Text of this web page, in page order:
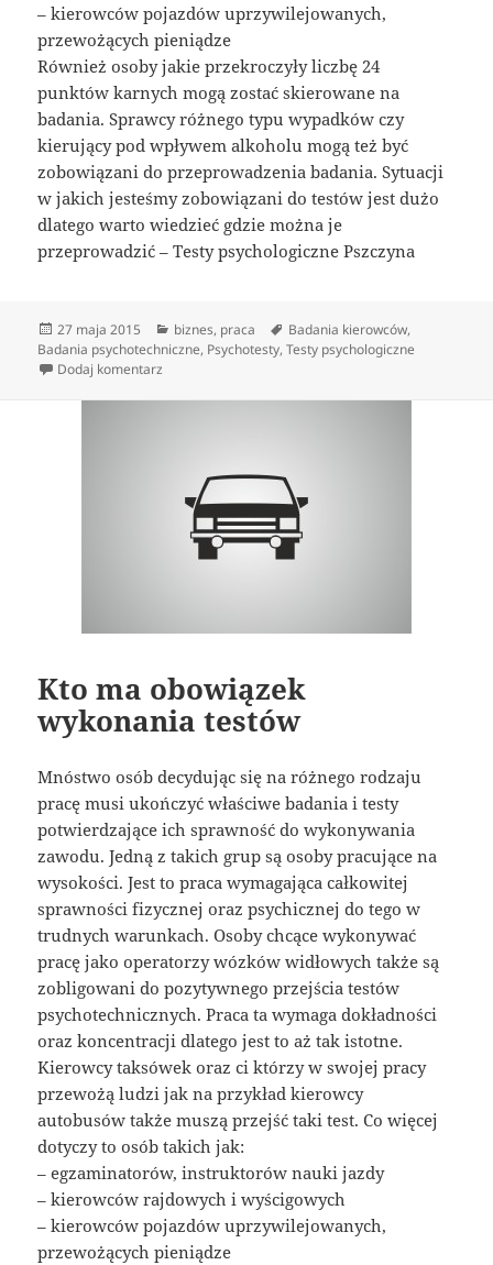
– kierowców pojazdów uprzywilejowanych,
przewożących pieniądze
Również osoby jakie przekroczyły liczbę 24
punktów karnych mogą zostać skierowane na
badania. Sprawcy różnego typu wypadków czy
kierujący pod wpływem alkoholu mogą też być
zobowiązani do przeprowadzenia badania. Sytuacji
w jakich jesteśmy zobowiązani do testów jest dużo
dlatego warto wiedzieć gdzie można je
przeprowadzić – Testy psychologiczne Pszczyna
Data
publikacji
27 maja 2015 Kategorie
biznes, praca Tagi
Badania kierowców,
Badania psychotechniczne, Psychotesty,Testy psychologiczne
Dodaj komentarz
Kto ma obowiązek
wykonania testów
Mnóstwo osób decydując się na różnego rodzaju
pracę musi ukończyć właściwe badania i testy
potwierdzające ich sprawność do wykonywania
zawodu. Jedną z takich grup są osoby pracujące na
wysokości. Jest to praca wymagająca całkowitej
sprawności fizycznej oraz psychicznej do tego w
trudnych warunkach. Osoby chcące wykonywać
pracę jako operatorzy wózków widłowych także są
zobligowani do pozytywnego przejścia testów
psychotechnicznych. Praca ta wymaga dokładności
oraz koncentracji dlatego jest to aż tak istotne.
Kierowcy taksówek oraz ci którzy w swojej pracy
przewożą ludzi jak na przykład kierowcy
autobusów także muszą przejść taki test. Co więcej
dotyczy to osób takich jak:
– egzaminatorów, instruktorów nauki jazdy
– kierowców rajdowych i wyścigowych
– kierowców pojazdów uprzywilejowanych,
przewożących pieniądze